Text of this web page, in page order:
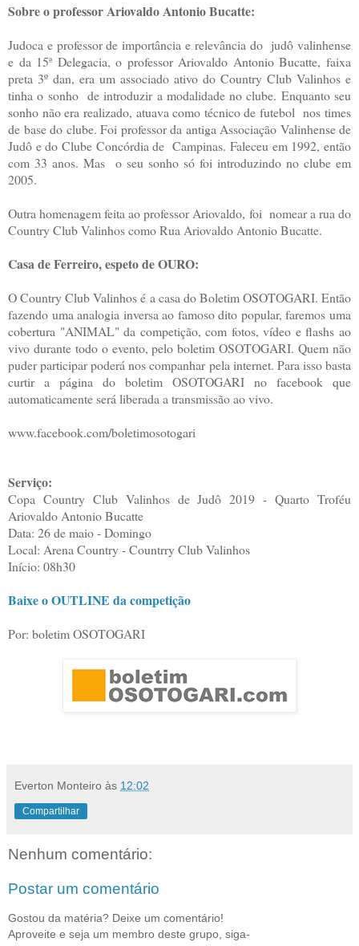
Sobre o professor Ariovaldo Antonio Bucatte:
Judoca e professor de importância e relevância do judô valinhense
e da 15ª Delegacia, o professor Ariovaldo Antonio Bucatte, faixa
preta 3º dan, era um associado ativo do Country Club Valinhos e
tinha o sonho de introduzir a modalidade no clube. Enquanto seu
sonho não era realizado, atuava como técnico de futebol nos times
de base do clube. Foi professor da antiga Associação Valinhense de
Judô e do Clube Concórdia de Campinas. Faleceu em 1992, então
com 33 anos. Mas o seu sonho só foi introduzindo no clube em
2005.
Outra homenagem feita ao professor Ariovaldo, foi nomear a rua do
Country Club Valinhos como Rua Ariovaldo Antonio Bucatte.
Casa de Ferreiro, espeto de OURO:
O Country Club Valinhos é a casa do Boletim OSOTOGARI. Então
fazendo uma analogia inversa ao famoso dito popular, faremos uma
cobertura "ANIMAL" da competição, com fotos, vídeo e flashs ao
vivo durante todo o evento, pelo boletim OSOTOGARI. Quem não
puder participar poderá nos companhar pela internet. Para isso basta
curtir a página do boletim OSOTOGARI no facebook que
automaticamente será liberada a transmissão ao vivo.
www.facebook.com/boletimosotogari
Serviço:
Copa Country Club Valinhos de Judô 2019 - Quarto Troféu
Ariovaldo Antonio Bucatte
Data: 26 de maio - Domingo
Local: Arena Country - Countrry Club Valinhos
Início: 08h30
Baixe o OUTLINE da competição
Por: boletim OSOTOGARI
Everton Monteiro às 12:02
Compartilhar
Nenhum comentário:
Postar um comentário
Gostou da matéria? Deixe um comentário!
Aproveite e seja um membro deste grupo, siga-